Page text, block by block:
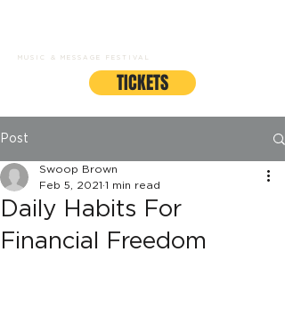
MUSIC & MESSAGE FESTIVAL
TICKETS
Post
Daily Habits For
Financial Freedom
Swoop Brown
Feb 5, 2021 1 min read